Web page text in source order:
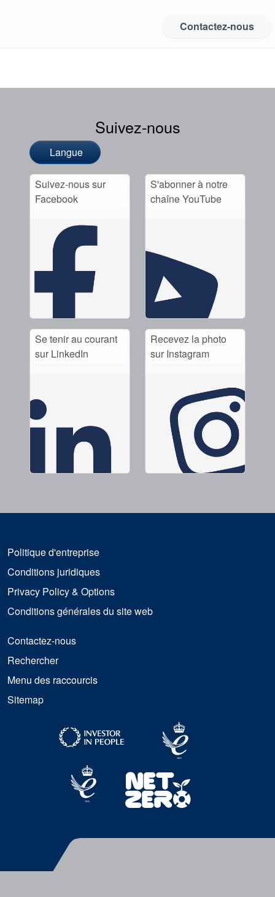
Contactez-nous
Suivez-nous
Langue
Suivez-nous sur
Facebook
S'abonner à notre
chaîne YouTube
Se tenir au courant
sur LinkedIn
Recevez la photo
sur Instagram
Politique d'entreprise
Conditions juridiques
Privacy Policy & Options
Conditions générales du site web
Contactez-nous
Rechercher
Menu des raccourcis
Sitemap